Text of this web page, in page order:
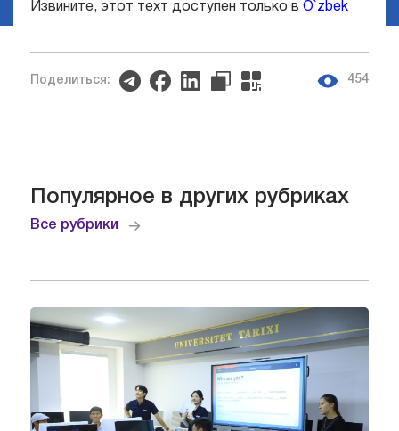
Извините, этот техт доступен только в O`zbek
Поделиться: 454
Популярное в других рубриках
Все рубрики